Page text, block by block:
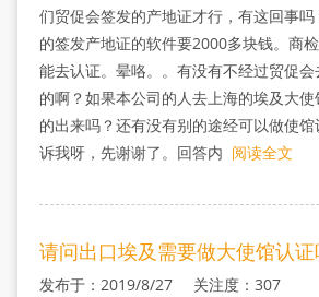
们贸促会签发的产地证才行，有这回事
的签发产地证的软件要2000多块钱。商
能去认证。晕咯。。有没有不经过贸促
的啊？如果本公司的人去上海的埃及大
的出来吗？还有没有别的途经可以做使
诉我呀，先谢谢了。回答内 阅读全文
请问出口埃及需要做大使馆认证
发布于：2019/8/27 关注度：307